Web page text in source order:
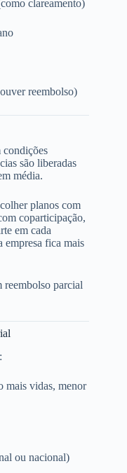
clareamento)
reembolso)
condições
são liberadas
média.
planos com
coparticipação,
em cada
empresa fica mais
reembolso parcial
mais vidas, menor
ou nacional)